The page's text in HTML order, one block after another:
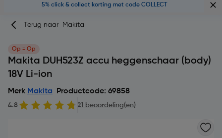
5% click & collect korting met code COLLECT
Terug naar Makita
Op = Op
Makita DUH523Z accu heggenschaar (body)
18V Li-ion
Merk Makita Productcode: 69858
4.8 21 beoordeling(en)